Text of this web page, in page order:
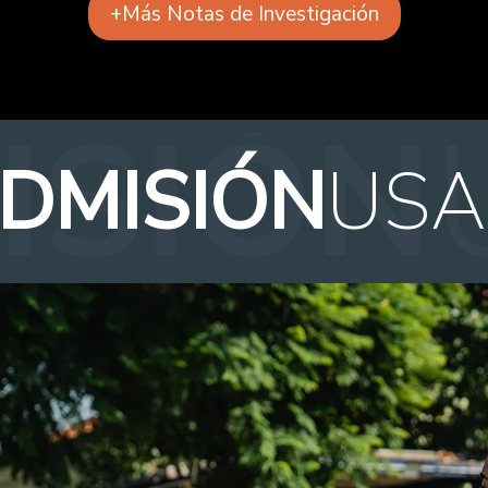
+Más Notas de Investigación